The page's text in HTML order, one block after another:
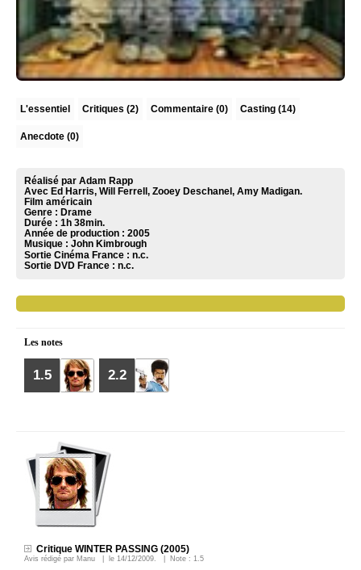
L'essentiel Critiques (2) Commentaire (0) Casting (14)
Anecdote (0)
Réalisé par Adam Rapp
Avec Ed Harris, Will Ferrell, Zooey Deschanel, Amy Madigan.
Film américain
Genre : Drame
Durée : 1h 38min.
Année de production : 2005
Musique : John Kimbrough
Sortie Cinéma France : n.c.
Sortie DVD France : n.c.
Les notes
1.5 2.2
Critique WINTER PASSING (2005)
Avis rédigé par Manu | le 14/12/2009. | Note : 1.5